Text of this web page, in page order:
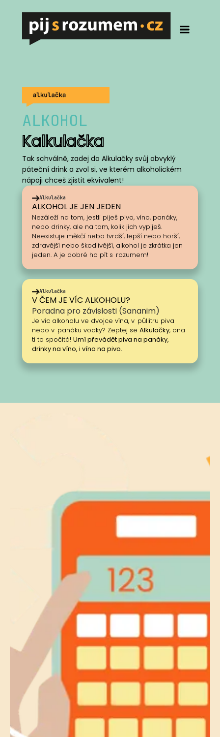
ALKOHOL
Kalkulačka
Tak schválně, zadej do Alkulačky svůj obvyklý
páteční drink a zvol si, ve kterém alkoholickém
nápoji chceš zjistit ekvivalent!
Alkulačka
ALKOHOL JE JEN JEDEN
Nezáleží na tom, jestli piješ pivo, víno, panáky,
nebo drinky, ale na tom, kolik jich vypiješ.
Neexistuje měkčí nebo tvrdší, lepší nebo horší,
zdravější nebo škodlivější, alkohol je zkrátka jen
jeden. A je dobré ho pít s rozumem!
Alkulačka
V ČEM JE VÍC ALKOHOLU?
Poradna pro závislosti (Sananim)
Je víc alkoholu ve dvojce vína, v půllitru piva
nebo v panáku vodky? Zeptej se Alkulačky, ona
ti to spočítá! Umí převádět piva na panáky,
drinky na víno, i víno na pivo.